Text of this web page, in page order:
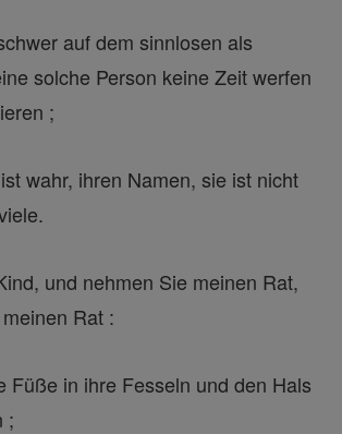
auf dem sinnlosen als
solche Person keine Zeit werfen
;
wahr, ihren Namen, sie ist nicht
und nehmen Sie meinen Rat,
Rat :
Füße in ihre Fesseln und den Hals
;